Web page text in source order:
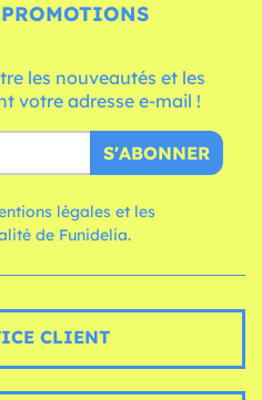
les nouveautés et les
votre adresse e-mail !
S'ABONNER
légales et les
de Funidelia.
CLIENT